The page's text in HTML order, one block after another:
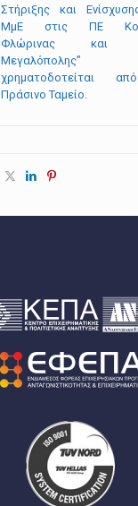
Στήριξης και
ΜμΕ στις ΠΕ
Φλώρινας και
Μεγαλόπολης”
χρηματοδοτείται
Πράσινο Ταμείο.